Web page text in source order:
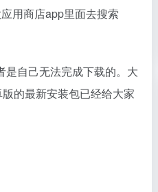
用商店app里面去搜索
自己无法完成下载的。大
的最新安装包已经给大家